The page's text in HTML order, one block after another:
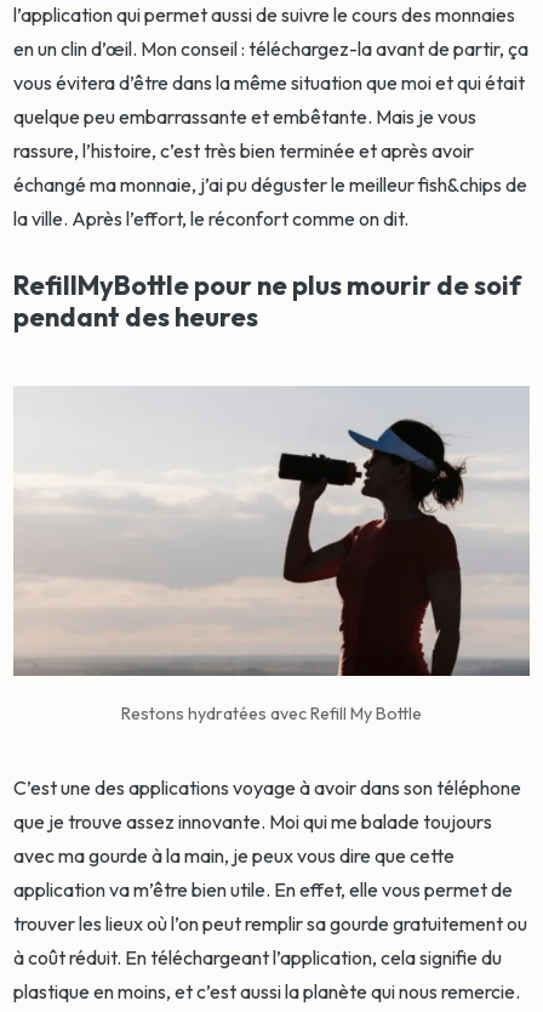
l’application qui permet aussi de suivre le cours des monnaies
en un clin d’œil. Mon conseil : téléchargez-la avant de partir, ça
vous évitera d’être dans la même situation que moi et qui était
quelque peu embarrassante et embêtante. Mais je vous
rassure, l’histoire, c’est très bien terminée et après avoir
échangé ma monnaie, j’ai pu déguster le meilleur fish&chips de
la ville. Après l’effort, le réconfort comme on dit.
RefillMyBottle pour ne plus mourir de soif
pendant des heures
Restons hydratées avec Refill My Bottle
C’est une des applications voyage à avoir dans son téléphone
que je trouve assez innovante. Moi qui me balade toujours
avec ma gourde à la main, je peux vous dire que cette
application va m’être bien utile. En effet, elle vous permet de
trouver les lieux où l’on peut remplir sa gourde gratuitement ou
à coût réduit. En téléchargeant l’application, cela signifie du
plastique en moins, et c’est aussi la planète qui nous remercie.